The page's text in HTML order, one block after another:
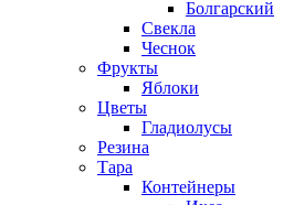
Болгарский
Свекла
Чеснок
Фрукты
Яблоки
Цветы
Гладиолусы
Резина
Тара
Контейнеры